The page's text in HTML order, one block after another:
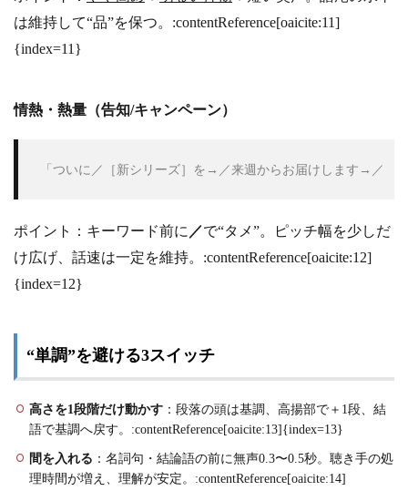
は維持して“品”を保つ。:contentReference[oaicite:11]
{index=11}
情熱・熱量（告知/キャンペーン）
「ついに／［新シリーズ］を→／来週からお届けします→／
ポイント：キーワード前に ／で“タメ”。ピッチ幅を少しだ
け広げ、話速は一定を維持。:contentReference[oaicite:12]
{index=12}
“単調”を避ける3スイッチ
高さを1段階だけ動かす ：段落の頭は基調、高揚部で＋1段、結
語で基調へ戻す。:contentReference[oaicite:13]{index=13}
間を入れる ：名詞句・結論語の前に無声0.3〜0.5秒。聴き手の処
理時間が増え、理解が安定。:contentReference[oaicite:14]